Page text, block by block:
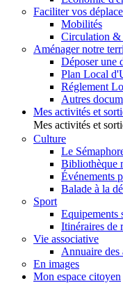
Faciliter vos
Mobilités
Circulation &
Aménager notre
Déposer une
Plan Local
Réglement
Autres
Mes activités et
Mes activités et
Culture
Le
Bibliothèque
Événements
Balade à la
Sport
Equipements
Itinéraires de
Vie associative
Annuaire des
En images
Mon espace citoyen